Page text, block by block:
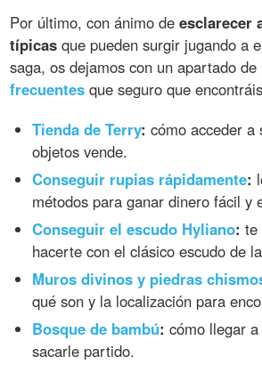
Por último, con ánimo deesclarecer
típicas que pueden surgir jugando a
saga, os dejamos con un apartado de
frecuentes que seguro que
Tienda de Terry: cómo acceder a
objetos vende.
Conseguir rupias rápidamente:
métodos para ganar dinero fácil y
Conseguir el escudo Hyliano: te
hacerte con el clásico escudo de
Muros divinos y piedras
qué son y la localización para
Bosque de bambú: cómo llegar
sacarle partido.